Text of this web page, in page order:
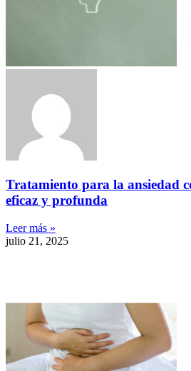
Tratamiento para la ansiedad
eficaz y profunda
Leer más »
julio 21, 2025